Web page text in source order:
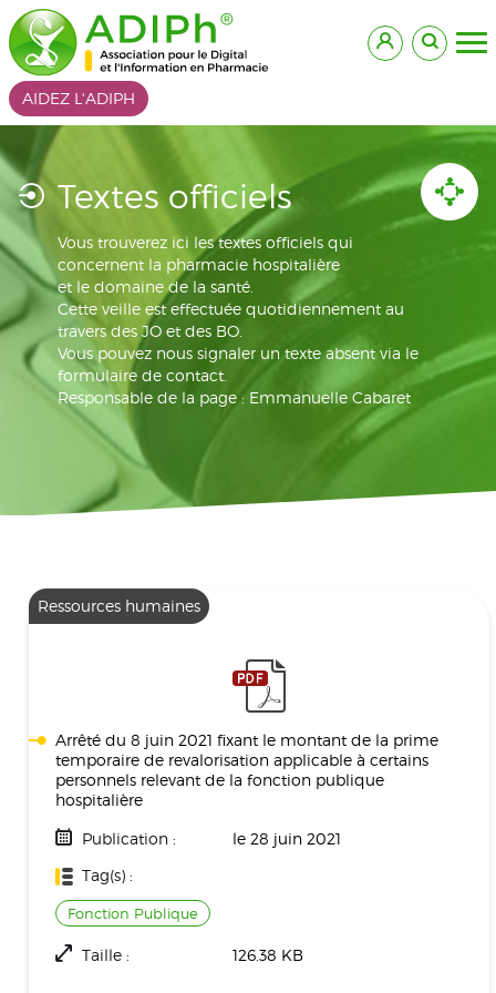
AIDEZ L'ADIPH
Textes officiels
Vous trouverez ici les textes officiels qui
concernent la pharmacie hospitalière
et le domaine de la santé.
Cette veille est effectuée quotidiennement au
travers des JO et des BO.
Vous pouvez nous signaler un texte absent via le
formulaire de contact.
Responsable de la page : Emmanuelle Cabaret
Ressources humaines
Arrêté du 8 juin 2021 fixant le montant de la prime
temporaire de revalorisation applicable à certains
personnels relevant de la fonction publique
hospitalière
Publication :
le 28 juin 2021
Tag(s) :
Fonction Publique
Taille : 126.38 KB